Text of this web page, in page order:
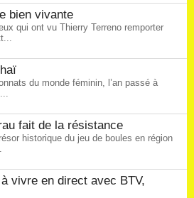
bien vivante
qui ont vu Thierry Terreno remporter
du monde féminin, l’an passé à
fait de la résistance
historique du jeu de boules en région
vivre en direct avec BTV,